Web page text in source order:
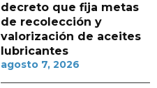
decreto que fija metas
de recolección y
valorización de aceites
lubricantes
agosto 7, 2026